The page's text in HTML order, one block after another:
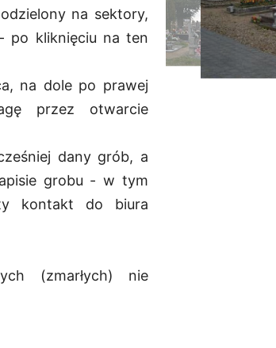
na sektory,
po kliknięciu na ten
na dole po prawej
przez otwarcie
dany grób, a
grobu - w tym
kontakt do biura
(zmarłych) nie